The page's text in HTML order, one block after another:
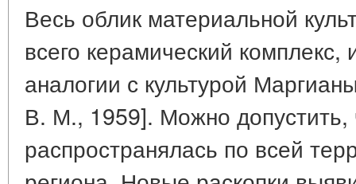
Весь облик материальной
всего керамический
аналогии с культурой
В. М., 1959]. Можно допустить,
распространялась по всей